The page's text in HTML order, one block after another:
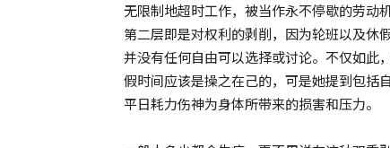
无限制地超时工作，被当作永不停歇的劳动
第二层即是对权利的剥削，因为轮班以及休
并没有任何自由可以选择或讨论。不仅如此
假时间应该是操之在己的，可是她提到包括
平日耗力伤神为身体所带来的损害和压力。